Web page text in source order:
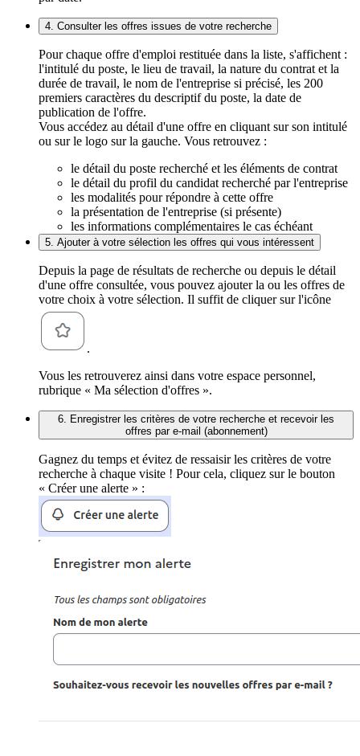
4. Consulter les offres issues de votre recherche
Pour chaque offre d'emploi restituée dans la liste, s'affichent :
l'intitulé du poste, le lieu de travail, la nature du contrat et la
durée de travail, le nom de l'entreprise si précisé, les 200
premiers caractères du descriptif du poste, la date de
publication de l'offre.
Vous accédez au détail d'une offre en cliquant sur son intitulé
ou sur le logo sur la gauche. Vous retrouvez :
le détail du poste recherché et les éléments de contrat
le détail du profil du candidat recherché par l'entreprise
les modalités pour répondre à cette offre
la présentation de l'entreprise (si présente)
les informations complémentaires le cas échéant
5. Ajouter à votre sélection les offres qui vous intéressent
Depuis la page de résultats de recherche ou depuis le détail
d'une offre consultée, vous pouvez ajouter la ou les offres de
votre choix à votre sélection. Il suffit de cliquer sur l'icône
.
Vous les retrouverez ainsi dans votre espace personnel,
rubrique « Ma sélection d'offres ».
6. Enregistrer les critères de votre recherche et recevoir les
offres par e-mail (abonnement)
Gagnez du temps et évitez de ressaisir les critères de votre
recherche à chaque visite ! Pour cela, cliquez sur le bouton
« Créer une alerte » :